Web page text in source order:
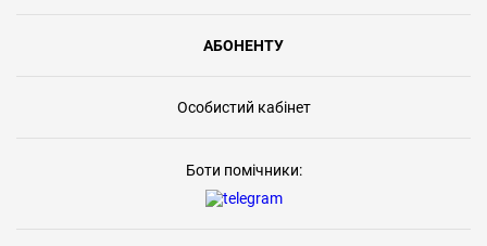
АБОНЕНТУ
Особистий кабінет
Боти помічники: